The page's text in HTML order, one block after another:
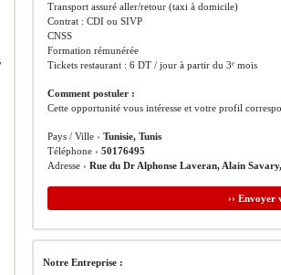
Transport assuré aller/retour (taxi à domicile)
Contrat : CDI ou SIVP
CNSS
Formation rémunérée
Tickets restaurant : 6 DT / jour à partir du 3ᵉ mois
Comment postuler :
Cette opportunité vous intéresse et votre profil
Pays / Ville › Tunisie, Tunis
Téléphone › 50176495
Adresse › Rue du Dr Alphonse Laveran, Alain
›› Envoyer
Notre Entreprise :